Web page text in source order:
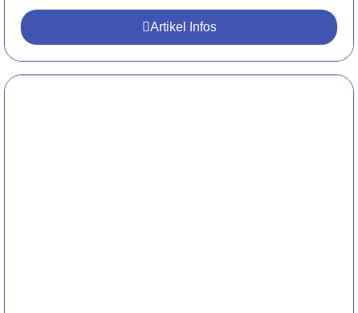
Artikel Infos